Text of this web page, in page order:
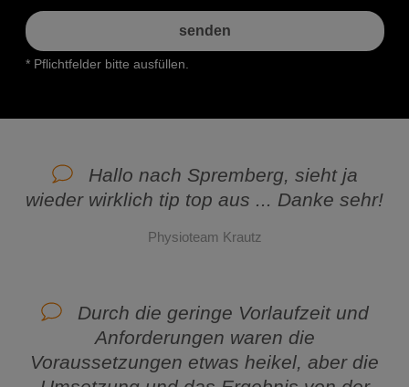
senden
* Pflichtfelder bitte ausfüllen.
Hallo nach Spremberg, sieht ja
wieder wirklich tip top aus ... Danke sehr!
Physioteam Krautz
Durch die geringe Vorlaufzeit und
Anforderungen waren die
Voraussetzungen etwas heikel, aber die